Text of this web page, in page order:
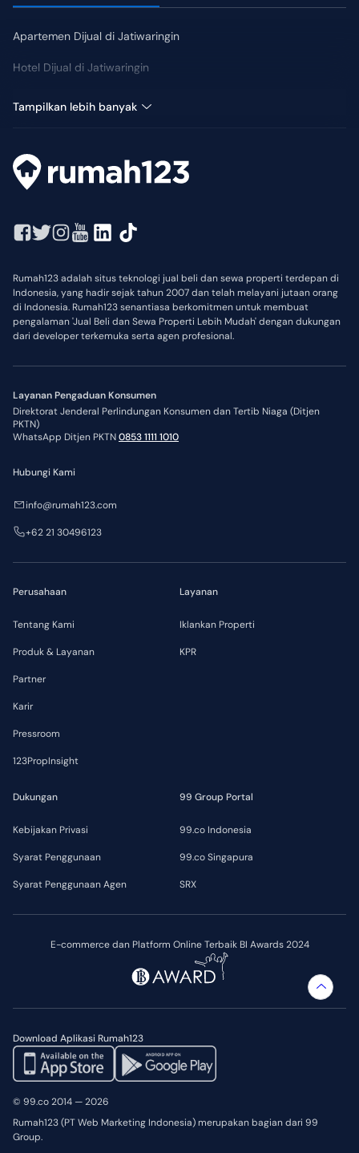
Apartemen Dijual di Jatiwaringin
Hotel Dijual di Jatiwaringin
Tampilkan lebih banyak
Rumah123 adalah situs teknologi jual beli dan sewa properti terdepan di
Indonesia, yang hadir sejak tahun 2007 dan telah melayani jutaan orang
di Indonesia. Rumah123 senantiasa berkomitmen untuk membuat
pengalaman 'Jual Beli dan Sewa Properti Lebih Mudah' dengan dukungan
dari developer terkemuka serta agen profesional.
Layanan Pengaduan Konsumen
Direktorat Jenderal Perlindungan Konsumen dan Tertib Niaga (Ditjen
PKTN)
WhatsApp Ditjen PKTN0853 1111 1010
E-commerce dan Platform Online Terbaik BI Awards 2024
Download Aplikasi Rumah123
Perusahaan
Tentang Kami
Produk & Layanan
Partner
Karir
Pressroom
123PropInsight
Layanan
Iklankan Properti
KPR
Dukungan
Kebijakan Privasi
Syarat Penggunaan
Syarat Penggunaan Agen
99 Group Portal
99.co Indonesia
99.co Singapura
SRX
Hubungi Kami
info@rumah123.com
+62 21 30496123
© 99.co 2014 — 2026
Rumah123 (PT Web Marketing Indonesia) merupakan bagian dari 99
Group.